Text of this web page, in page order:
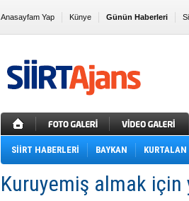
Anasayfam Yap Künye Günün Haberleri
Sık Kullanılanlara Ekle
SİİRT HABERLERİ BAYKAN KURTALAN
Kuruyemiş almak için